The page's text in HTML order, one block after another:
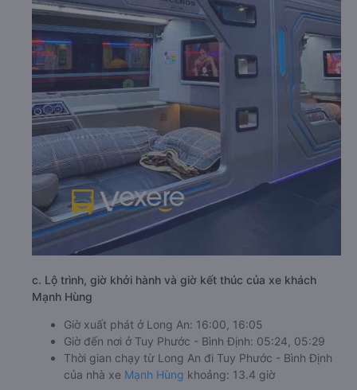
c. Lộ trình, giờ khởi hành và giờ kết thúc của xe khách
Mạnh Hùng
Giờ xuất phát ở Long An: 16:00, 16:05
Giờ đến nơi ở Tuy Phước - Bình Định: 05:24, 05:29
Thời gian chạy từ Long An đi Tuy Phước - Bình Định
của nhà xe Mạnh Hùng khoảng: 13.4 giờ